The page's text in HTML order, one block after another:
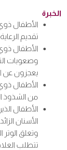
الخبرة
الأطفال
تقديم
الأطفال ذوي
وصعوبات
يعجزون عن
الأطفال
من الشذوذ
الأطفال
الأسنان
وتعلق الوتر
تتطلب